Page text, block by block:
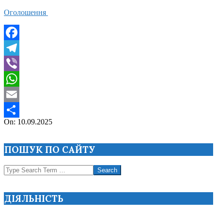
Оголошення
Facebook
Telegram
Viber
WhatsApp
Email
Поділитися
2025-
On: 10.09.2025
ПОШУК ПО САЙТУ
Search
ДІЯЛЬНІСТЬ